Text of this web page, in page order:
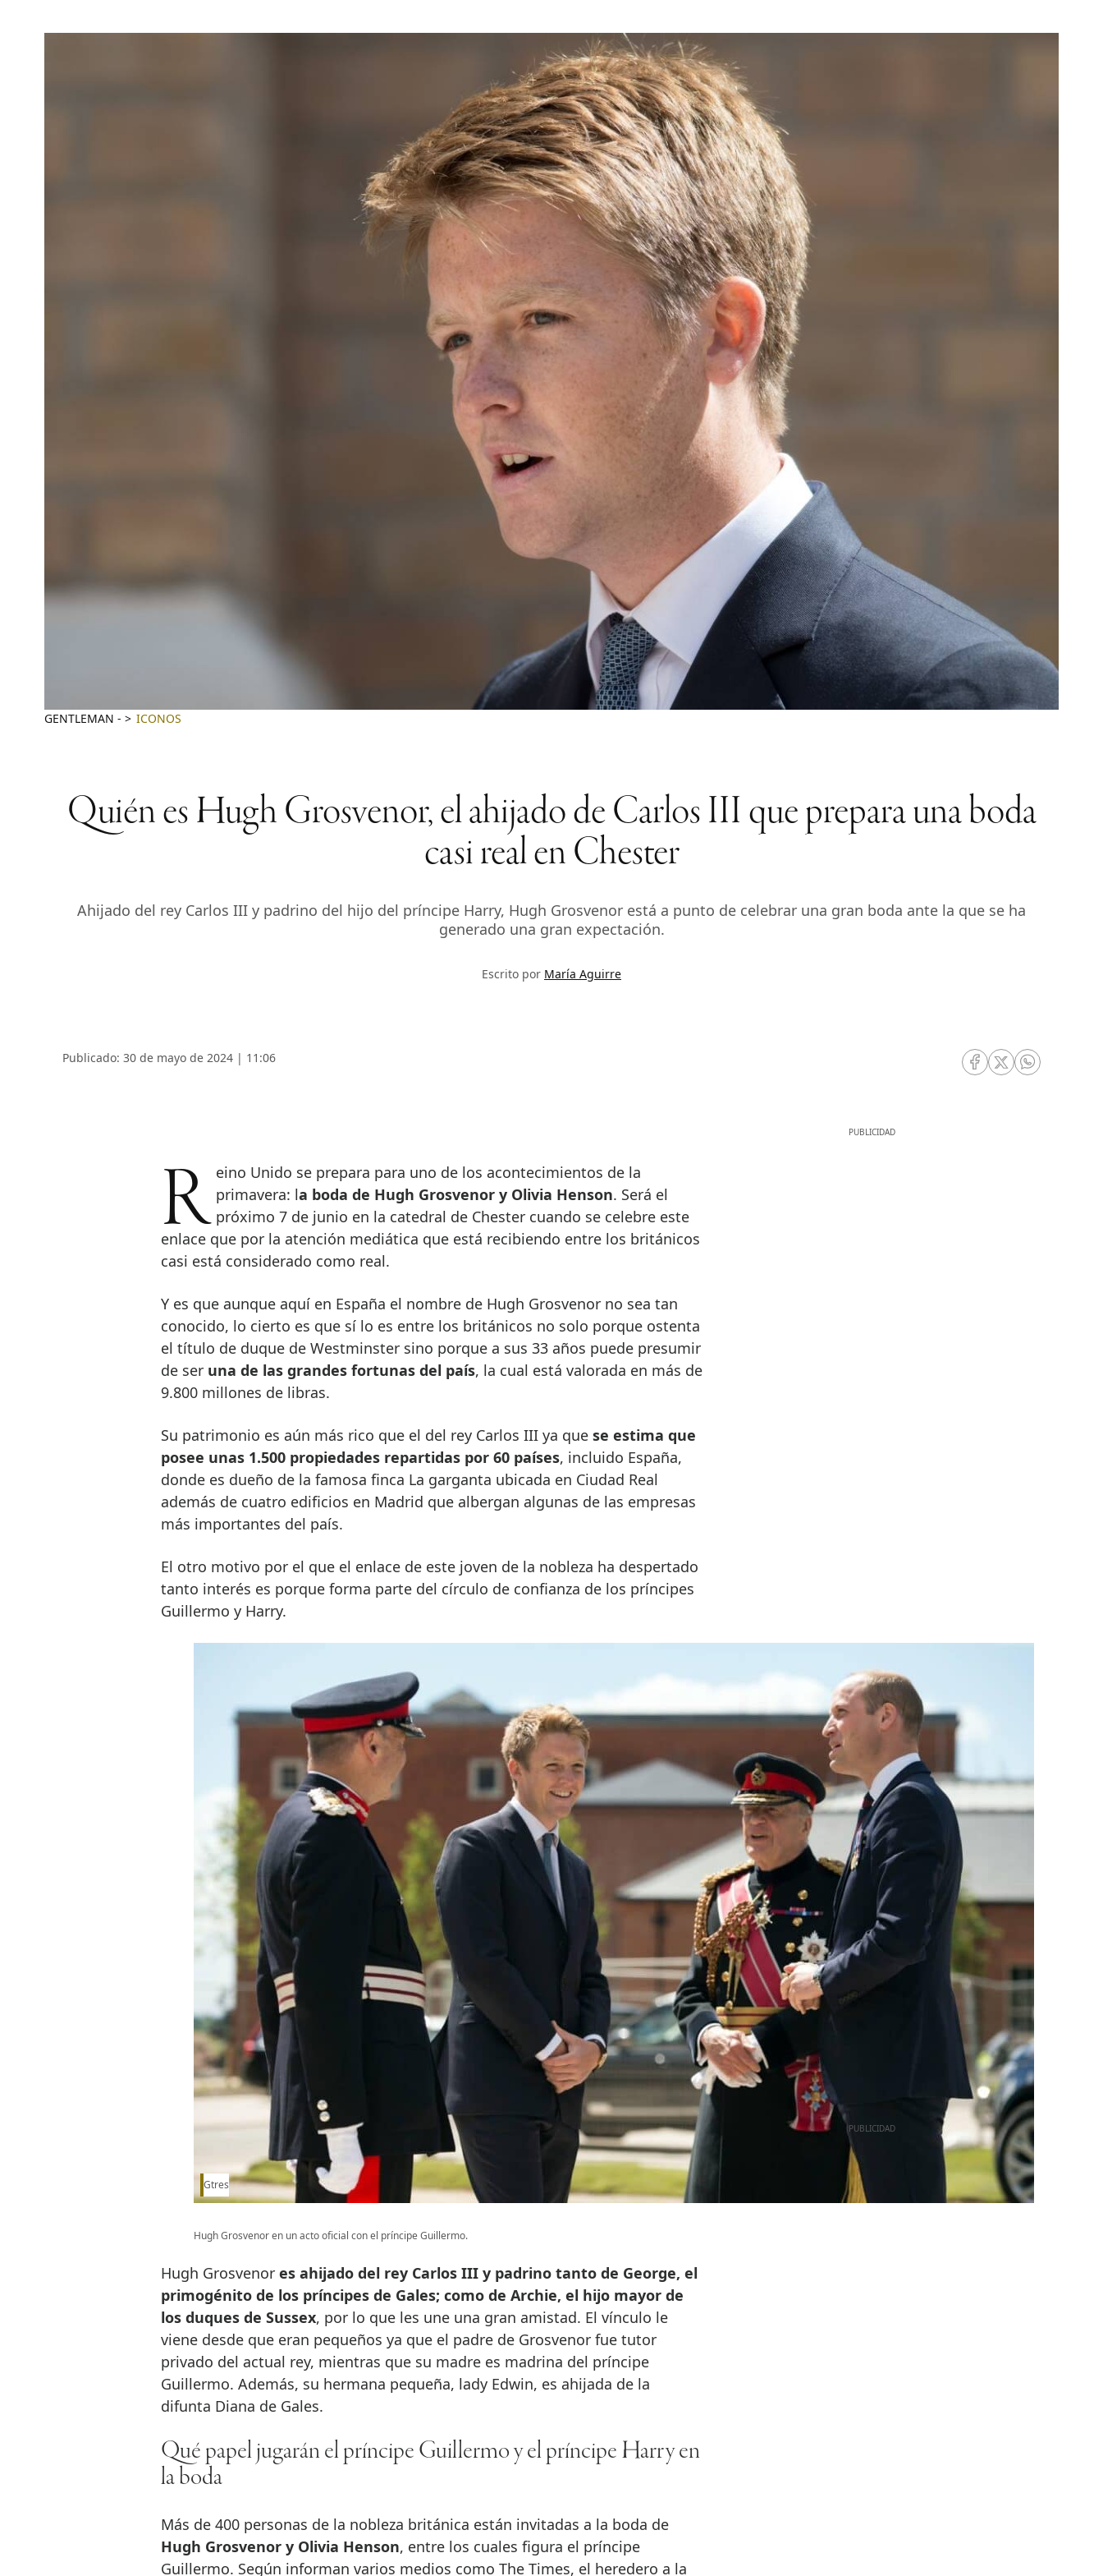
GENTLEMAN - ICONOS
Quién es Hugh Grosvenor, el ahijado de Carlos III que prepara una boda
casi real en Chester
Ahijado del rey Carlos III y padrino del hijo del príncipe Harry, Hugh Grosvenor está a punto de celebrar una gran boda ante la que se ha
generado una gran expectación.
Escrito por María Aguirre
Publicado: 30 de mayo de 2024 | 11:06
RRSS Facebook
RRSS Twitter
RRSS
Reino Unido se prepara para uno de los acontecimientos de la primavera: la boda de Hugh Grosvenor y Olivia Henson. Será el
próximo 7 de junio en la catedral de Chester cuando se celebre este
enlace que por la atención mediática que está recibiendo entre los británicos
casi está considerado como real.
Y es que aunque aquí en España el nombre de Hugh Grosvenor no sea tan
conocido, lo cierto es que sí lo es entre los británicos no solo porque ostenta
el título de duque de Westminster sino porque a sus 33 años puede presumir
de ser una de las grandes fortunas del país, la cual está valorada en más de
9.800 millones de libras.
Su patrimonio es aún más rico que el del rey Carlos III ya que se estima que
posee unas 1.500 propiedades repartidas por 60 países, incluido España,
donde es dueño de la famosa finca La garganta ubicada en Ciudad Real
además de cuatro edificios en Madrid que albergan algunas de las empresas
más importantes del país.
El otro motivo por el que el enlace de este joven de la nobleza ha despertado
tanto interés es porque forma parte del círculo de confianza de los príncipes
Guillermo y Harry.
Gtres
Hugh Grosvenor en un acto oficial con el príncipe Guillermo.
Hugh Grosvenor es ahijado del rey Carlos III y padrino tanto de George, el
primogénito de los príncipes de Gales; como de Archie, el hijo mayor de
los duques de Sussex, por lo que les une una gran amistad. El vínculo le
viene desde que eran pequeños ya que el padre de Grosvenor fue tutor
privado del actual rey, mientras que su madre es madrina del príncipe
Guillermo. Además, su hermana pequeña, lady Edwin, es ahijada de la
difunta Diana de Gales.
Qué papel jugarán el príncipe Guillermo y el príncipe Harry en
la boda
Más de 400 personas de la nobleza británica están invitadas a la boda de
Hugh Grosvenor y Olivia Henson, entre los cuales figura el príncipe
Guillermo. Según informan varios medios como The Times, el heredero a la